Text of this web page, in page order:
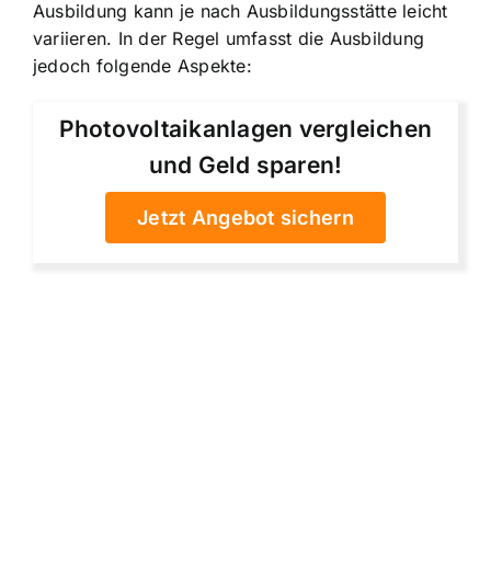
Ausbildung kann je nach Ausbildungsstätte leicht
variieren. In der Regel umfasst die Ausbildung
jedoch folgende Aspekte:
Photovoltaikanlagen vergleichen
und Geld sparen!
Jetzt Angebot sichern